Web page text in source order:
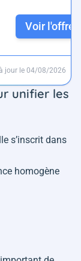
Voir l'offre
jour le 04/08/2026
unifier les
s’inscrit dans
homogène